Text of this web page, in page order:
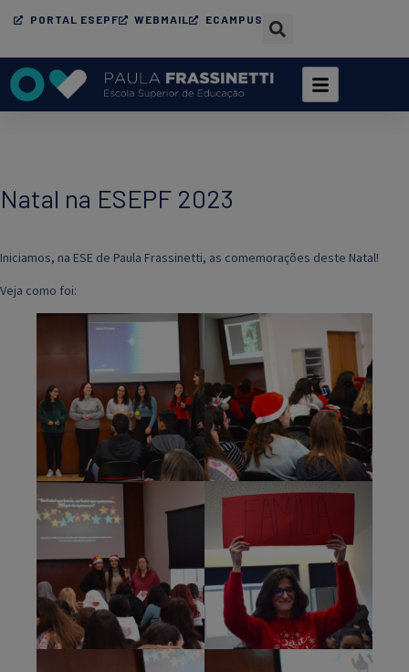
PORTAL ESEPF WEBMAIL ECAMPUS
Natal na ESEPF 2023
Iniciamos, na ESE de Paula Frassinetti, as comemorações deste Natal!
Veja como foi: